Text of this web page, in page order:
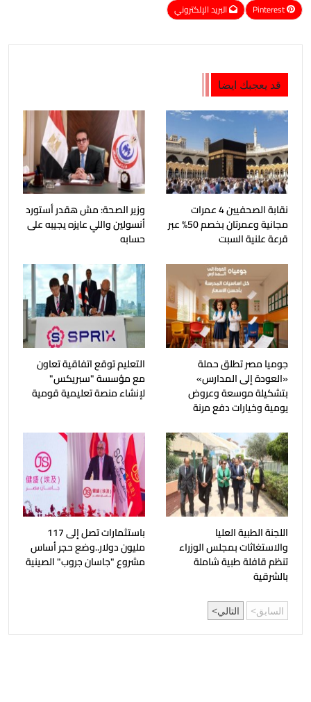
Pinterest
البريد الإلكتروني
قد يعجبك ايضا
نقابة الصحفيين 4 عمرات
مجانية وعمرتان بخصم 50% عبر
قرعة علنية السبت
وزير الصحة: مش هقدر أستورد
أنسولين واللي عايزه يجيبه على
حسابه
جوميا مصر تطلق حملة
«العودة إلى المدارس»
بتشكيلة موسعة وعروض
يومية وخيارات دفع مرنة
التعليم توقع اتفاقية تعاون
مع مؤسسة "سبريكس"
لإنشاء منصة تعليمية قومية
اللجنة الطبية العليا
والاستغاثات بمجلس الوزراء
تنظم قافلة طبية شاملة
بالشرقية
باستثمارات تصل إلى 117
مليون دولار..وضع حجر أساس
مشروع "جاسان جروب" الصينية
السابق التالي